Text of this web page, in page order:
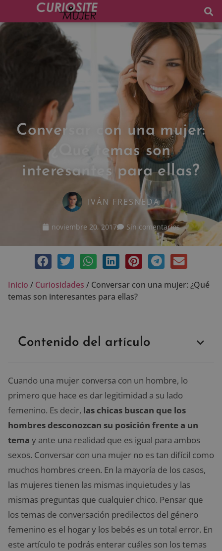
Conversar con una mujer:
¿Qué temas son
interesantes para ellas?
IVÁN FRESNEDA
noviembre 20, 2017 Sin comentarios
Inicio / Curiosidades / Conversar con una mujer: ¿Qué
temas son interesantes para ellas?
Contenido del artículo
Cuando una mujer conversa con un hombre, lo
primero que hace es dar legitimidad a su lado
femenino. Es decir, las chicas buscan que los
hombres desconozcan su posición frente a un
tema y ante una realidad que es igual para ambos
sexos. Conversar con una mujer no es tan difícil como
muchos hombres creen. En la mayoría de los casos,
las mujeres tienen las mismas inquietudes y las
mismas preguntas que cualquier chico. Pensar que
los temas de conversación predilectos del género
femenino es el hogar y los bebés es un total error. En
este artículo te podrás enterar cuáles son los temas